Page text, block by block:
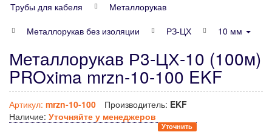
Трубы для кабеля
Металлорукав
Металлорукав без изоляции
РЗ-ЦХ 10 мм
Металлорукав Р3-ЦХ-10 (100м)
PROxima mrzn-10-100 EKF
Артикул: mrzn-10-100 Производитель: EKF
Наличие: Уточняйте у менеджеров
Уточнить